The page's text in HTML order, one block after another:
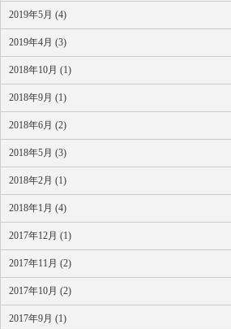
2019年5月 (4)
2019年4月 (3)
2018年10月 (1)
2018年9月 (1)
2018年6月 (2)
2018年5月 (3)
2018年2月 (1)
2018年1月 (4)
2017年12月 (1)
2017年11月 (2)
2017年10月 (2)
2017年9月 (1)